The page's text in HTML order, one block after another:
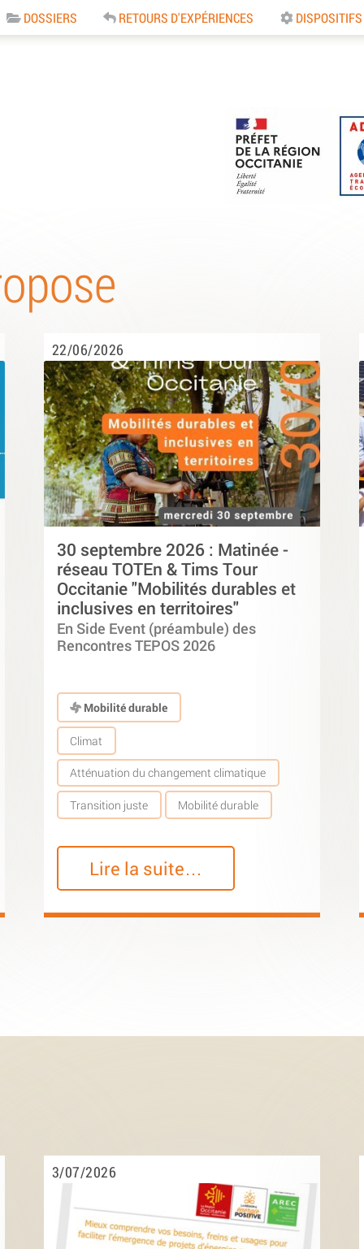
DOSSIERS RETOURS D'EXPÉRIENCES
22/06/2026
30 septembre 2026 : Matinée -
réseau TOTEn & Tims Tour
Occitanie "Mobilités durables et
inclusives en territoires"
En Side Event (préambule) des
Rencontres TEPOS 2026
Mobilité durable
Climat
Atténuation du changement climatique
Transition juste Mobilité durable
Lire la suite…
3/07/2026